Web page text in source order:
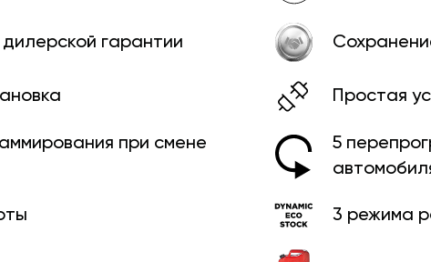
Простая
5
3 режима
гарантии
при смене